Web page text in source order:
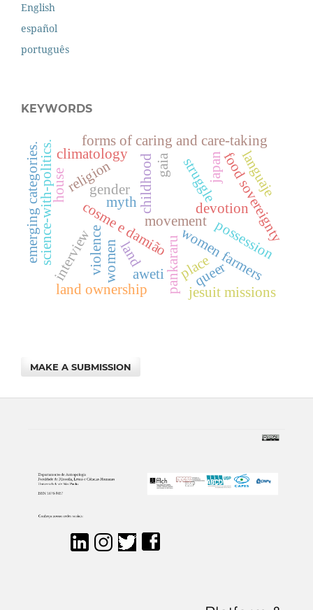
English
español
português
KEYWORDS
devotion
cosme e damião
childhood
religion
forms of caring and care-taking
movement
women pankararuwomen farmers
food sovereignty
land
gender struggle
house
violence
climatology gaia
science-with-politics.interview
emerging categories.
land ownership jesuit missions
place
japan
possession
languaje
queer
myth
aweti
MAKE A SUBMISSION